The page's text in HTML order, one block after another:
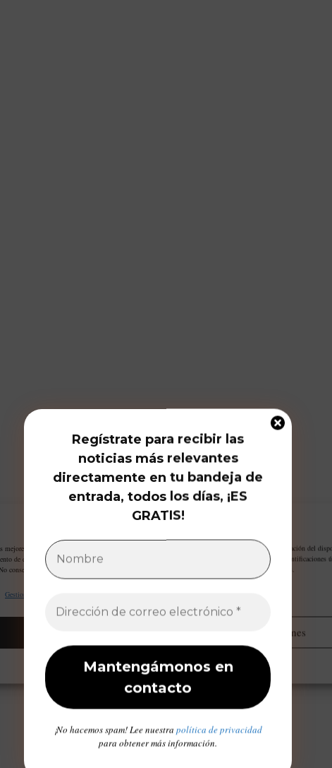
Gestiona tu privacidad
mejores experiencias, utilizamos tecnologías como las cookies para almacenar y/o acceder a la información del
de estas tecnologías nos permitirá procesar datos como el comportamiento de navegación o las identificaciones
consentir o retirar el consentimiento, puede afectar negativamente a ciertas características y funciones.
Gestionar proveedores
Administrar opciones
Opt-out preferences Declaración de privacidad Aviso Legal / Imprint
Regístrate para recibir las
noticias más relevantes
directamente en tu bandeja de
entrada, todos los días, ¡ES
GRATIS!
¡No hacemos spam! Lee nuestra política de privacidad
para obtener más información.